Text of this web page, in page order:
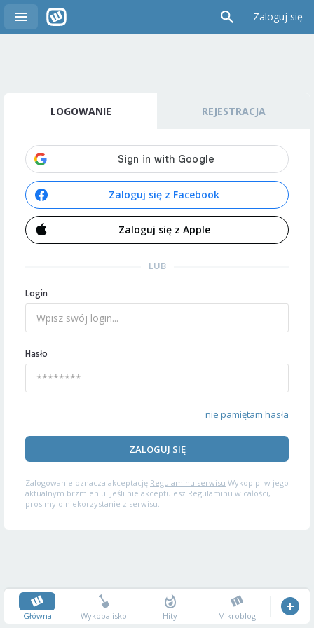
Zaloguj się
LOGOWANIE REJESTRACJA
Zaloguj się z Facebook
Zaloguj się z Apple
LUB
Login
Hasło
nie pamiętam hasła
ZALOGUJ SIĘ
Zalogowanie oznacza akceptację Regulaminu serwisu Wykop.pl w jego
aktualnym brzmieniu. Jeśli nie akceptujesz Regulaminu w całości,
prosimy o niekorzystanie z serwisu.
Główna Wykopalisko Hity Mikroblog